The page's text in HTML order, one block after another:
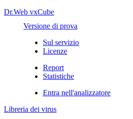
Dr.Web vxCube
Versione di prova
Sul servizio
Licenze
Report
Statistiche
Entra nell'analizzatore
Libreria dei virus